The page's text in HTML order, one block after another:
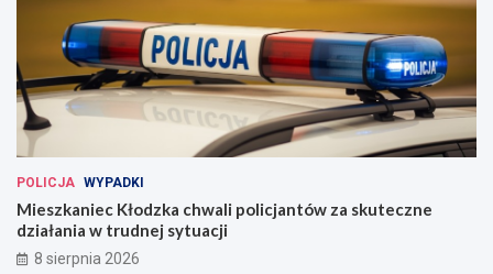
POLICJA WYPADKI
Mieszkaniec Kłodzka chwali policjantów za skuteczne
działania w trudnej sytuacji
8 sierpnia 2026